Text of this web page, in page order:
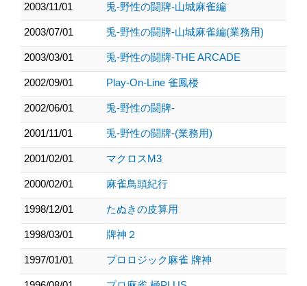
2003/11/01 兎-野性の闘牌-山城麻雀編
2003/07/01 兎-野性の闘牌-山城麻雀編(業務用)
2003/03/01 兎-野性の闘牌-THE ARCADE
2002/09/01 Play-On-Line 雀鳳楼
2002/06/01 兎-野性の闘牌-
2001/11/01 兎-野性の闘牌-(業務用)
2001/02/01 マクロスM3
2000/02/01 麻雀鳥頭紀行
1998/12/01 たぬきの皮算用
1998/03/01 牌神２
1997/01/01 プロロジック麻雀 牌神